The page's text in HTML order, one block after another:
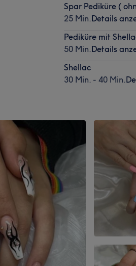
Spar Pediküre (
25 Min.Details
Pediküre mit
50 Min.Details
Shellac
30 Min. - 40 Min.